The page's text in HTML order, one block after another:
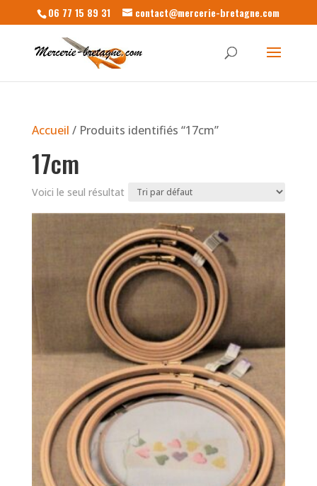
06 77 15 89 31 contact@mercerie-bretagne.com
Accueil / Produits identifiés “17cm”
17cm
Voici le seul résultat